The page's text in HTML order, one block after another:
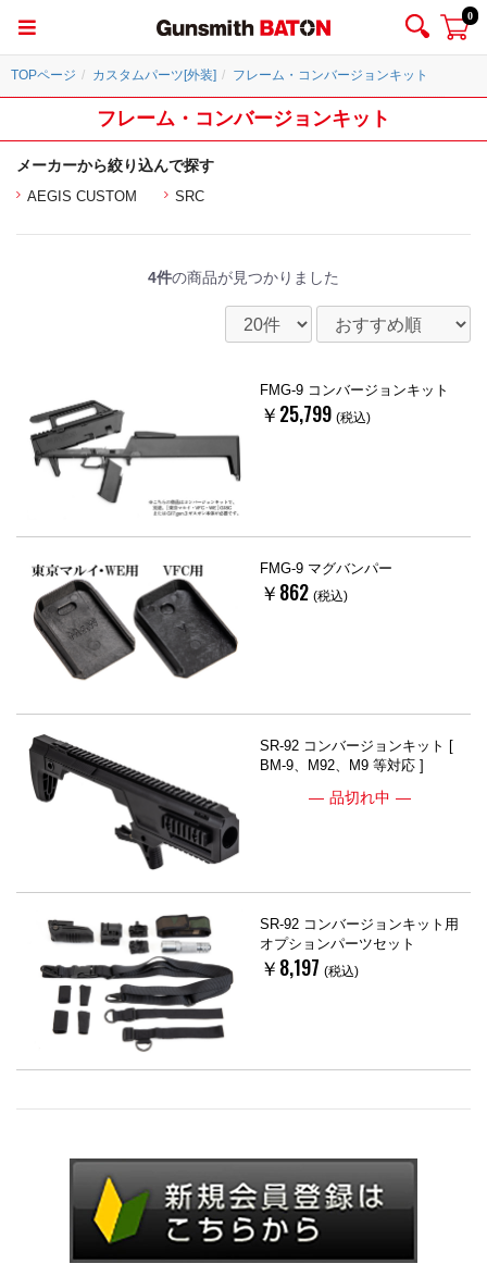
0
TOPページ カスタムパーツ[外装] フレーム・コンバージョンキット
フレーム・コンバージョンキット
メーカーから絞り込んで探す
AEGIS CUSTOM SRC
4件の商品が見つかりました
FMG-9 コンバージョンキット
￥25,799 (税込)
FMG-9 マグバンパー
￥862 (税込)
SR-92 コンバージョンキット [
BM-9、M92、M9 等対応 ]
品切れ中
SR-92 コンバージョンキット用
オプションパーツセット
￥8,197 (税込)